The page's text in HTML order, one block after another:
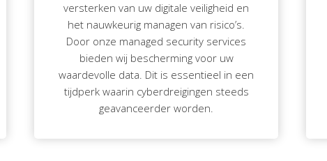
versterken van uw digitale veiligheid en
het nauwkeurig managen van risico’s.
Door onze managed security services
bieden wij bescherming voor uw
waardevolle data. Dit is essentieel in een
tijdperk waarin cyberdreigingen steeds
geavanceerder worden.